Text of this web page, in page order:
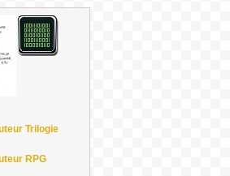
Trilogie
RPG